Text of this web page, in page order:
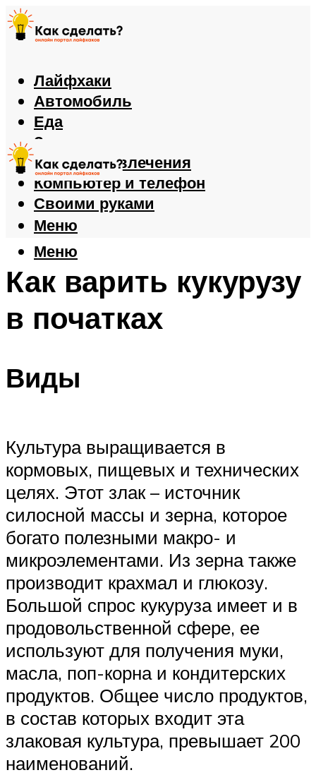
Лайфхаки
Автомобиль
Еда
Здоровье
Игры и развлечения
Компьютер и телефон
Своими руками
Меню
Меню
Как варить кукурузу
в початках
Виды
Культура выращивается в
кормовых, пищевых и технических
целях. Этот злак – источник
силосной массы и зерна, которое
богато полезными макро- и
микроэлементами. Из зерна также
производит крахмал и глюкозу.
Большой спрос кукуруза имеет и в
продовольственной сфере, ее
используют для получения муки,
масла, поп-корна и кондитерских
продуктов. Общее число продуктов,
в состав которых входит эта
злаковая культура, превышает 200
наименований.